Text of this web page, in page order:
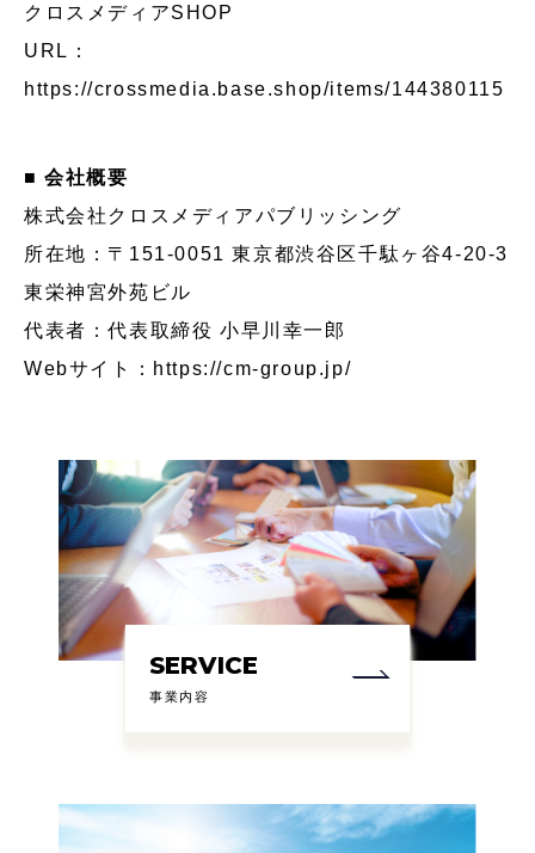
クロスメディアSHOP
URL：
https://crossmedia.base.shop/items/144380115
■ 会社概要
株式会社クロスメディアパブリッシング
所在地：〒151-0051 東京都渋谷区千駄ヶ谷4-20-3
東栄神宮外苑ビル
代表者：代表取締役 小早川幸一郎
Webサイト： https://cm-group.jp/
SERVICE
事業内容